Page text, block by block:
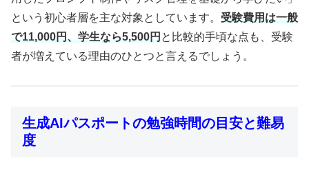
という初心者層を主な対象としています。 受験費用は一般
で11,000円、学生なら5,500円 と比較的手頃な点も、受験
者が増えている理由のひとつと言えるでしょう。
生成AIパスポートの勉強時間の目安と難易
度